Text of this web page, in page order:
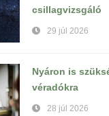
csillagvizsgáló
29 júl 2026
Nyáron is
véradókra
28 júl 2026